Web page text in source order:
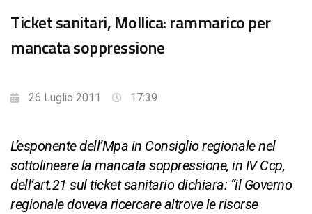
Ticket sanitari, Mollica: rammarico per
mancata soppressione
26 Luglio 2011 17:39
L’esponente dell’Mpa in Consiglio regionale nel
sottolineare la mancata soppressione, in IV Ccp,
dell’art.21 sul ticket sanitario dichiara: “il Governo
regionale doveva ricercare altrove le risorse